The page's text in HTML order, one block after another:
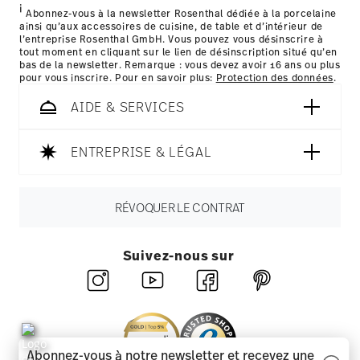
les détails pour chaque pays de livraison
ici
i Abonnez-vous à la newsletter Rosenthal dédiée à la porcelaine
ainsi qu’aux accessoires de cuisine, de table et d’intérieur de
l’entreprise Rosenthal GmbH. Vous pouvez vous désinscrire à
tout moment en cliquant sur le lien de désinscription situé qu’en
bas de la newsletter. Remarque : vous devez avoir 16 ans ou plus
pour vous inscrire. Pour en savoir plus: Protection des données.
AIDE & SERVICES
ENTREPRISE & LÉGAL
RÉVOQUER LE CONTRAT
Suivez-nous sur
Abonnez-vous à notre newsletter et recevez une